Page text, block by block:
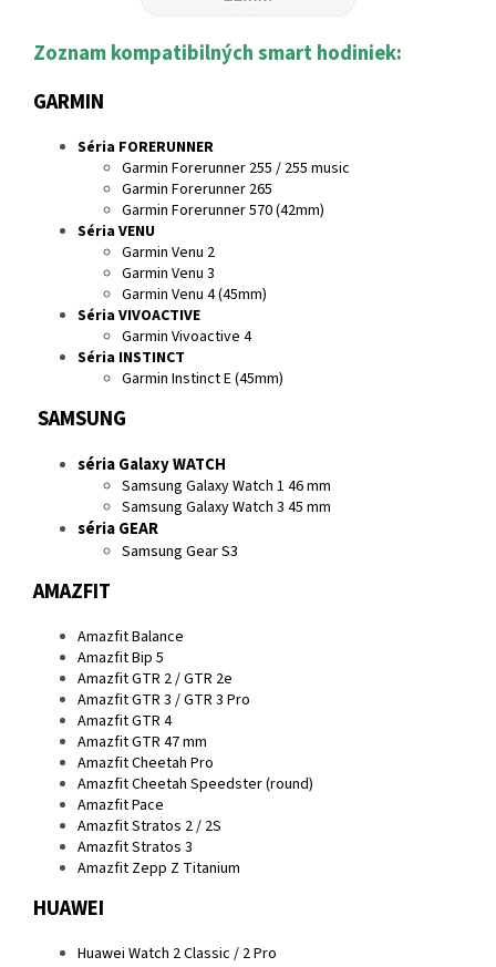
Zoznam kompatibilných smart hodiniek:
GARMIN
Séria FORERUNNER
Garmin Forerunner 255 / 255 music
Garmin Forerunner 265
Garmin Forerunner 570 (42mm)
Séria VENU
Garmin Venu 2
Garmin Venu 3
Garmin Venu 4 (45mm)
Séria VIVOACTIVE
Garmin Vivoactive 4
Séria INSTINCT
Garmin Instinct E (45mm)
SAMSUNG
séria Galaxy WATCH
Samsung Galaxy Watch 1 46 mm
Samsung Galaxy Watch 3 45 mm
séria GEAR
Samsung Gear S3
AMAZFIT
Amazfit Balance
Amazfit Bip 5
Amazfit GTR 2 / GTR 2e
Amazfit GTR 3 / GTR 3 Pro
Amazfit GTR 4
Amazfit GTR 47 mm
Amazfit Cheetah Pro
Amazfit Cheetah Speedster (round)
Amazfit Pace
Amazfit Stratos 2 / 2S
Amazfit Stratos 3
Amazfit Zepp Z Titanium
HUAWEI
Huawei Watch 2 Classic / 2 Pro